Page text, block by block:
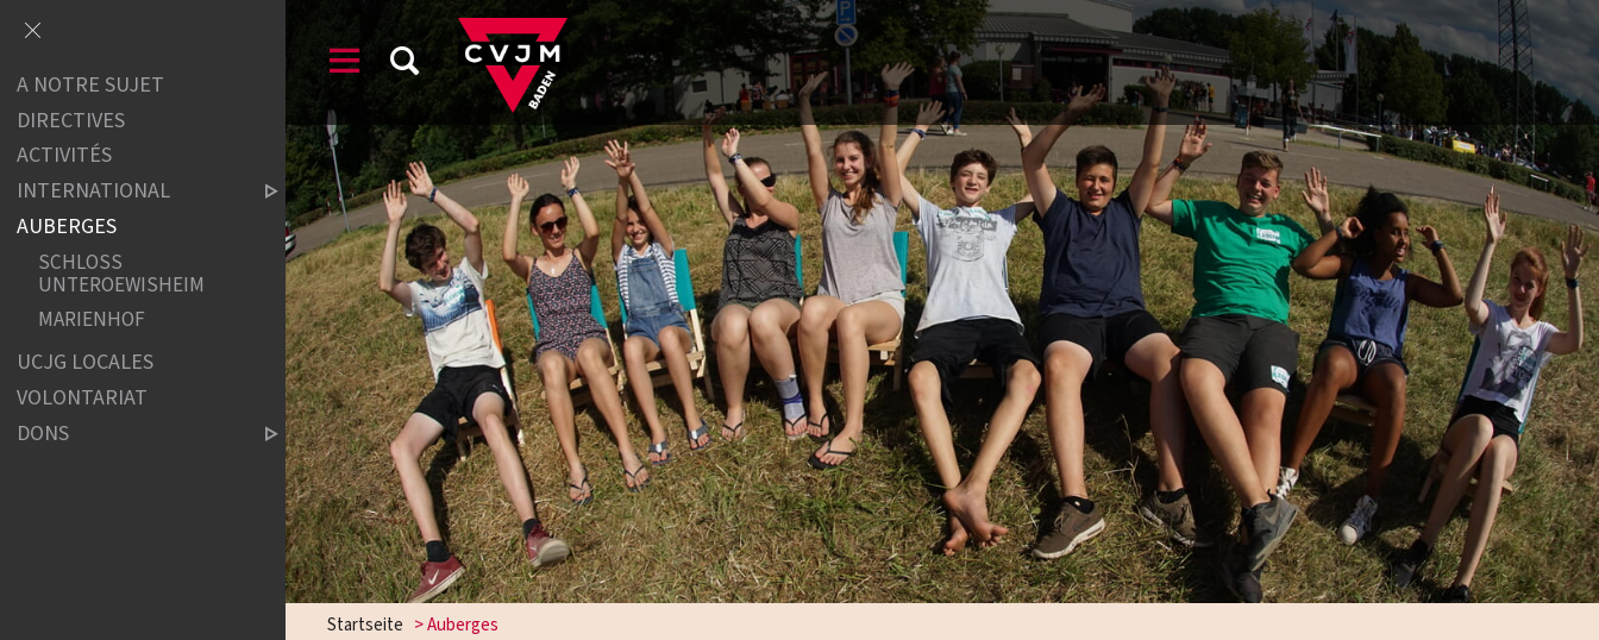
Startseite >Auberges
A NOTRE SUJET
DIRECTIVES
ACTIVITÉS
INTERNATIONAL
AUBERGES
SCHLOSS
UNTEROEWISHEIM
MARIENHOF
UCJG LOCALES
VOLONTARIAT
DONS